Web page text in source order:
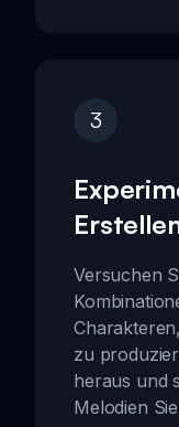
3
Versuchen
zu
heraus und
Melodien